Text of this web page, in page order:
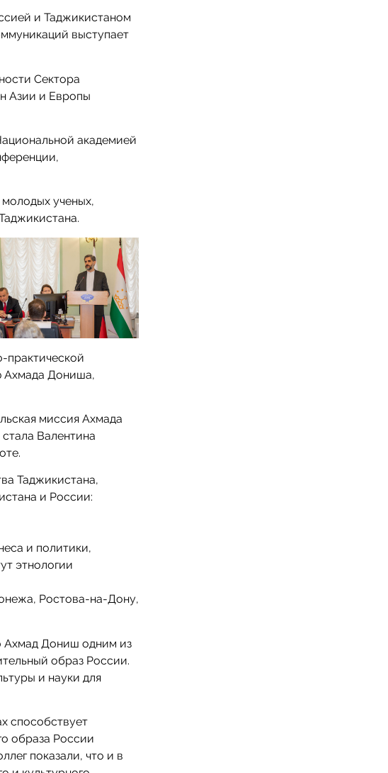
и Таджикистаном
выступает
Сектора
Азии и Европы
академией
ученых,
практической
Ахмада Дониша,
миссия Ахмада
Валентина
Таджикистана,
и России:
и политики,
этнологии
Ростова-на-Дону,
Ахмад Дониш одним из
образ России.
и науки для
способствует
образа России
показали, что и в